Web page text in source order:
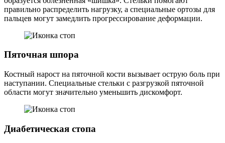
правильно распределить нагрузку, а специальные ортозы для
пальцев могут замедлить прогрессирование деформации.
Пяточная шпора
Костный нарост на пяточной кости вызывает острую боль при
наступании. Специальные стельки с разгрузкой пяточной
области могут значительно уменьшить дискомфорт.
Диабетическая стопа